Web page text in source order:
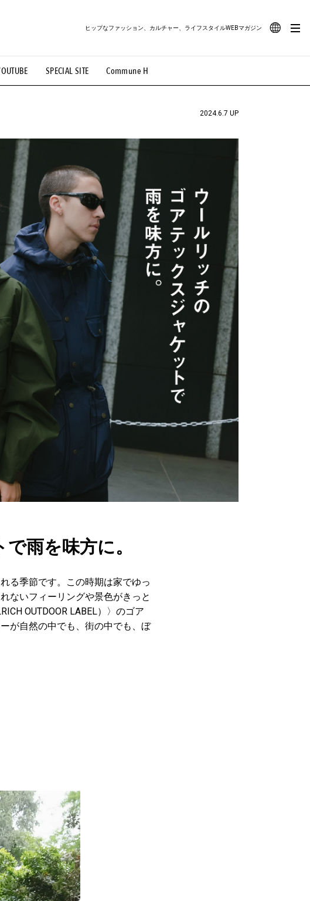
SPECIAL SITE Commune H
ヒップなファッション、カルチャー、ライフスタイルWEBマガジン
ド図鑑 #路地裏てぃーん。 #MONTHLY JOURNAL
#MOVIE #LIFESTYLE #SNEAKER #OUTDOOR
2024.6.7 UP
雨を味方に。
る季節です。この時期は家でゆっ
ないフィーリングや景色がきっと
OUTDOOR LABEL）〉のゴア
が自然の中でも、街の中でも、ぼ